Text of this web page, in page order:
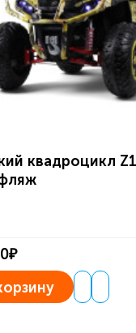
квадроцикл